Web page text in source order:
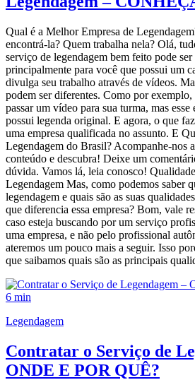
Qual é a Melhor Empresa de
encontrá-la? Quem trabalha nela? Olá,
serviço de legendagem bem feito pode
principalmente para você que possui um
divulga seu trabalho através de vídeos.
podem ser diferentes. Como por
passar um vídeo para sua turma, mas esse
possui legenda original. E agora, o que
uma empresa qualificada no assunto. E
Legendagem do Brasil? Acompanhe-nos
conteúdo e descubra! Deixe um
dúvida. Vamos lá, leia conosco!
Legendagem Mas, como podemos saber
legendagem e quais são as suas
que diferencia essa empresa? Bom, vale
caso esteja buscando por um serviço
uma empresa, e não pelo profissional
ateremos um pouco mais a seguir. Isso
que saibamos quais são as principais
6 min
Legendagem
Contratar o Serviço de
ONDE E POR QUÊ?